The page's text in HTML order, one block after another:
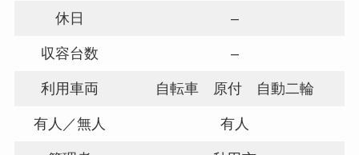
休日 –
収容台数 –
利用車両 自転車 原付 自動二輪
有人／無人 有人